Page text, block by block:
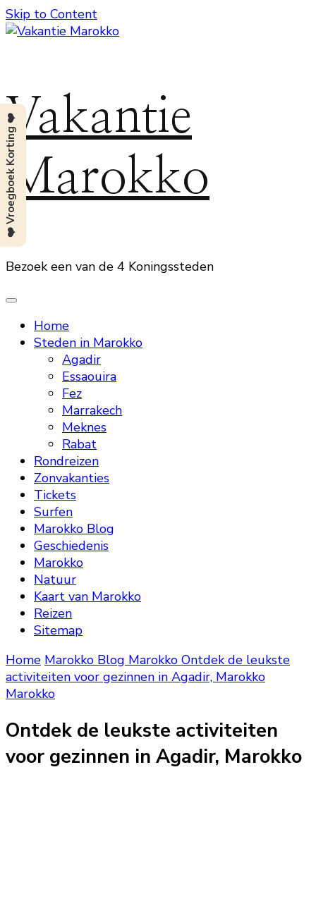
Skip to Content
Vakantie
Marokko
Bezoek een van de 4 Koningssteden
Home
Steden in Marokko
Agadir
Essaouira
Fez
Marrakech
Meknes
Rabat
Rondreizen
Zonvakanties
Tickets
Surfen
Marokko Blog
Geschiedenis
Marokko
Natuur
Kaart van Marokko
Reizen
Sitemap
Home Marokko Blog Marokko Ontdek de leukste
activiteiten voor gezinnen in Agadir, Marokko
Marokko
Ontdek de leukste activiteiten
voor gezinnen in Agadir, Marokko
❤️ Vroegboek Korting ❤️